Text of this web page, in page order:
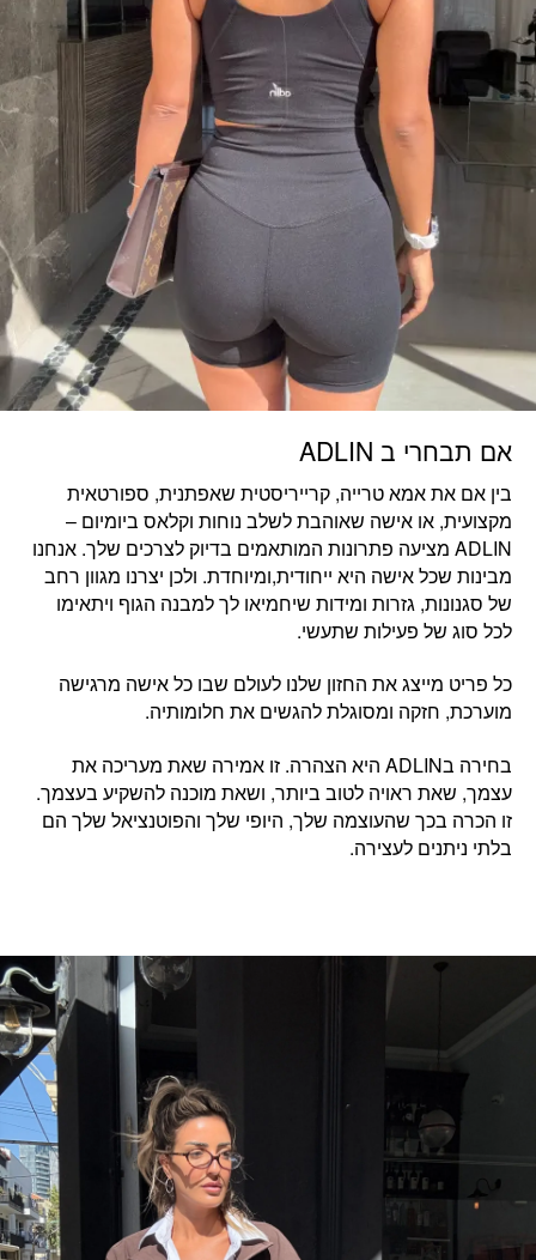
אם תבחרי ב ADLIN
בין אם אתאמא טרייה, קרייריסטית שאפתנית, ספורטאית
מקצועית, או אישה שאוהבת לשלב נוחות וקלאס ביומיום –
ADLIN מציעה פתרונות המותאמים בדיוק לצרכים שלך. אנחנו
מבינות שכל אישה היא ייחודית,ומיוחדת. ולכן יצרנו מגוון רחב
של סגנונות, גזרות ומידות שיחמיאו לך למבנה הגוף ויתאימו
לכל סוג של פעילות שתעשי.
כל פריט מייצג את החזון שלנו לעולם שבו כל אישה מרגישה
מוערכת, חזקה ומסוגלת להגשים את חלומותיה.
בחירה בADLIN היא הצהרה. זו
אמירה שאת מעריכה את
עצמך, שאת ראויה לטוב ביותר, ושאת מוכנה להשקיע בעצמך.
זו הכרה בכך שהעוצמה שלך, היופי שלך והפוטנציאל שלך הם
בלתי ניתנים לעצירה.